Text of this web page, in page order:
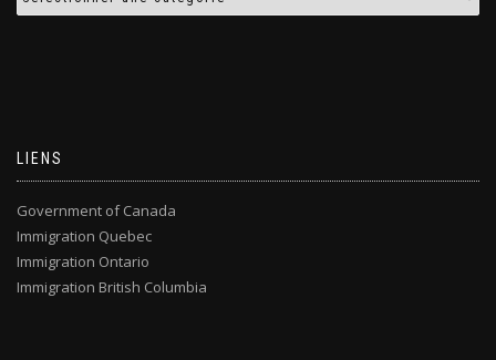
LIENS
Government of Canada
Immigration Quebec
Immigration Ontario
Immigration British Columbia